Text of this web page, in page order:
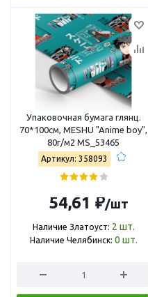
Упаковочная бумага глянц.
70*100см, MESHU "Anime boy",
80г/м2 MS_53465
Артикул: 358093
54,61 ₽/шт
Наличие Златоуст: 2 шт.
Наличие Челябинск: 0 шт.